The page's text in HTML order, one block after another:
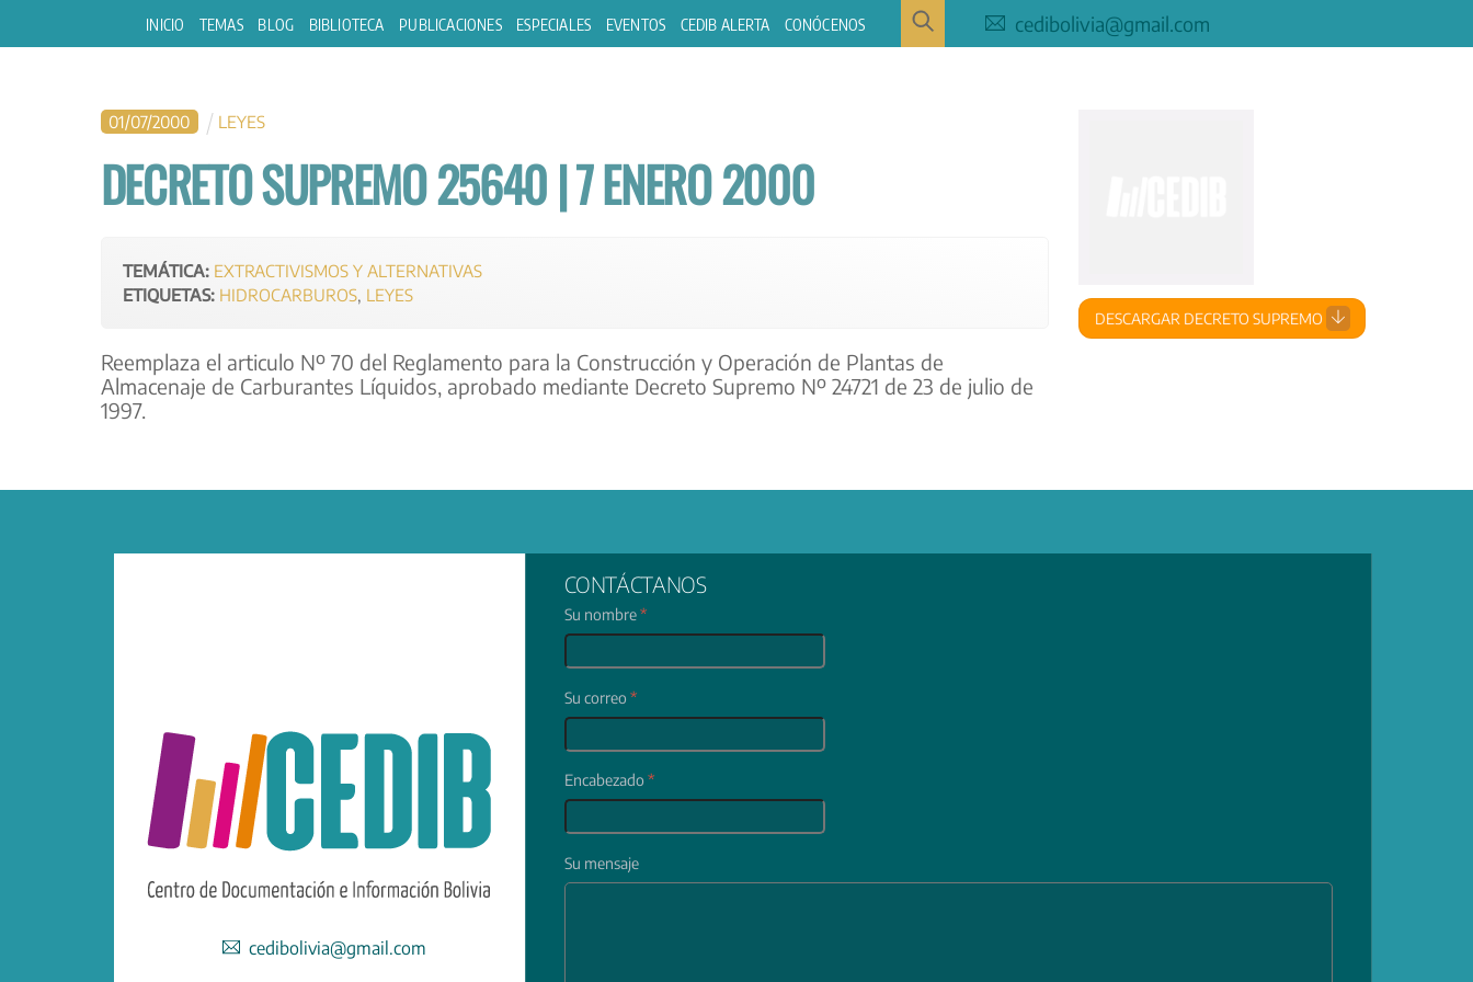
INICIO TEMAS BLOG BIBLIOTECA PUBLICACIONES ESPECIALES EVENTOS CEDIB ALERTA CONÓCENOS cedibolivia@gmail.com
01/07/2000 LEYES
DECRETO SUPREMO 25640 | 7 ENERO 2000
TEMÁTICA: EXTRACTIVISMOS Y ALTERNATIVAS
ETIQUETAS: HIDROCARBUROS, LEYES
Reemplaza el articulo Nº 70 del Reglamento para la Construcción y Operación de Plantas de
Almacenaje de Carburantes Líquidos, aprobado mediante Decreto Supremo Nº 24721 de 23 de julio de
1997.
DESCARGAR DECRETO SUPREMO
cedibolivia@gmail.com
CONTÁCTANOS
Su nombre*
Su correo *
Encabezado *
Su mensaje